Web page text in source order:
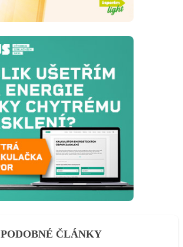
PODOBNÉ ČLÁNKY